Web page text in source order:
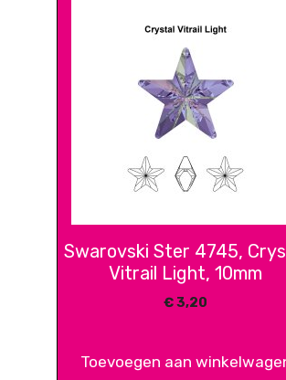
Swarovski Ster 4745,
Vitrail Light, 10mm
€3,20
Toevoegen aan